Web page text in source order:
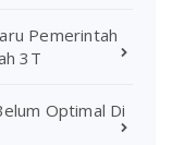
Pemerintah
3T
Optimal Di